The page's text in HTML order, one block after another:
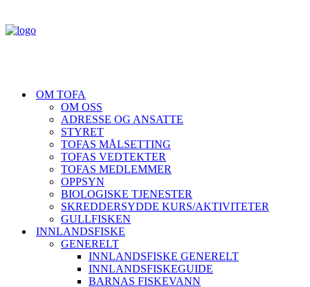
OM TOFA
OM OSS
ADRESSE OG ANSATTE
STYRET
TOFAS MÅLSETTING
TOFAS VEDTEKTER
TOFAS MEDLEMMER
OPPSYN
BIOLOGISKE TJENESTER
SKREDDERSYDDE KURS/AKTIVITETER
GULLFISKEN
INNLANDSFISKE
GENERELT
INNLANDSFISKE GENERELT
INNLANDSFISKEGUIDE
BARNAS FISKEVANN